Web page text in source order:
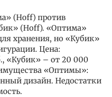
(Hoff) против
(Hoff). «Оптима»
хранения, но «Кубик»
Цена:
«Кубик» – от 20 000
«Оптимы»:
дизайн. Недостатки